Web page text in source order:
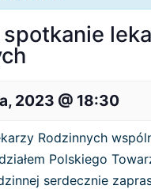
2023 @ 18:30
Rodzinnych
Polskiego
serdecznie